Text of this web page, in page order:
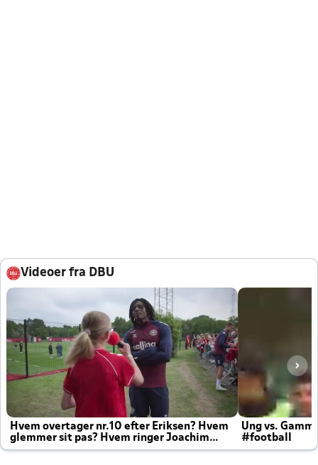
Videoer fra DBU
Hvem overtager nr.10 efter Eriksen? Hvem
glemmer sit pas? Hvem ringer Joachim
altid til efter kampe?
Ung vs.
#football